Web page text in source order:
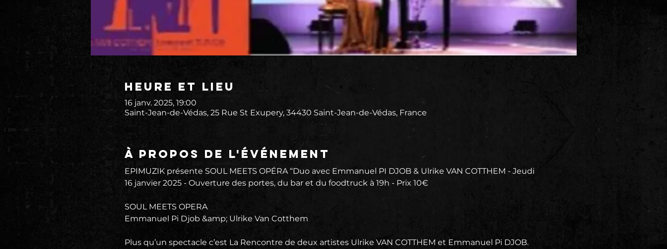
Heure et lieu
16 janv. 2025, 19:00
Saint-Jean-de-Védas, 25 Rue St Exupery, 34430 Saint-Jean-de-Védas, France
À propos de l'événement
EPIMUZIK présente SOUL MEETS OPÉRA “Duo avec Emmanuel PI DJOB & Ulrike VAN COTTHEM - Jeudi
16 janvier 2025 - Ouverture des portes, du bar et du foodtruck à 19h - Prix 10€
SOUL MEETS OPERA
Emmanuel Pi Djob &amp; Ulrike Van Cotthem
Plus qu’un spectacle c’est La Rencontre de deux artistes Ulrike VAN COTTHEM et Emmanuel Pi DJOB.